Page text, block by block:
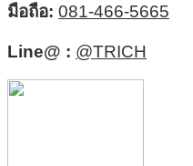
มือถือ: 081-466-5665
Line@ : @TRICH